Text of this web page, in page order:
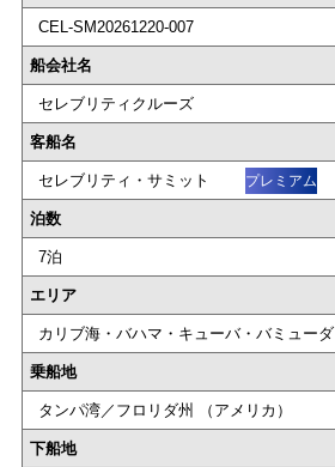
CEL-SM20261220-007
船会社名
セレブリティクルーズ
客船名
セレブリティ・サミット プレミアム
泊数
7泊
エリア
カリブ海・バハマ・キューバ・バミューダ
乗船地
タンパ湾／フロリダ州 （アメリカ）
下船地